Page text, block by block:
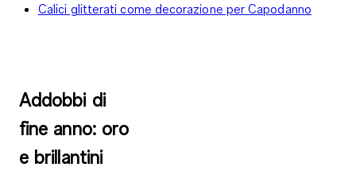
Calici glitterati come decorazione per Capodanno
Addobbi di
fine anno: oro
e brillantini